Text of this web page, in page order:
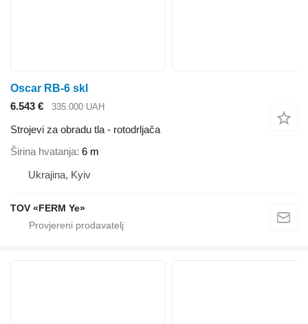
Oscar RB-6 skl
6.543 €
335.000 UAH
Strojevi za obradu tla - rotodrljača
Širina hvatanja 6 m
Ukrajina, Kyiv
TOV «FERM Ye»